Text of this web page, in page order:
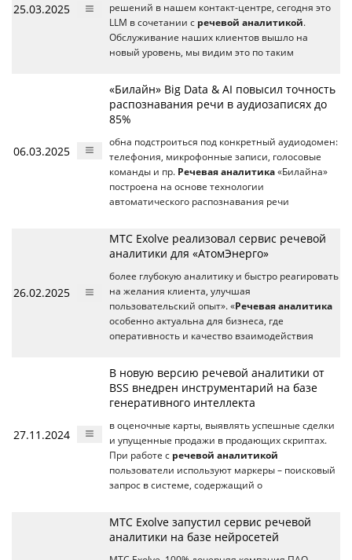
25.03.2025
решений в нашем контакт-центре, сегодня это
LLM в сочетании с речевой аналитикой.
Обслуживание наших клиентов вышло на
новый уровень, мы видим это по таким
06.03.2025
«Билайн» Big Data & AI повысил точность
распознавания речи в аудиозаписях до
85%
обна подстроиться под конкретный аудиодомен:
телефония, микрофонные записи, голосовые
команды и пр. Речевая аналитика «Билайна»
построена на основе технологии
автоматического распознавания речи
26.02.2025
МТС Exolve реализовал сервис речевой
аналитики для «АтомЭнерго»
более глубокую аналитику и быстро реагировать
на желания клиента, улучшая
пользовательский опыт». «Речевая аналитика
особенно актуальна для бизнеса, где
оперативность и качество взаимодействия
27.11.2024
В новую версию речевой аналитики от
BSS внедрен инструментарий на базе
генеративного интеллекта
в оценочные карты, выявлять успешные сделки
и упущенные продажи в продающих скриптах.
При работе с речевой аналитикой
пользователи используют маркеры – поисковый
запрос в системе, содержащий о
МТС Exolve запустил сервис речевой
аналитики на базе нейросетей